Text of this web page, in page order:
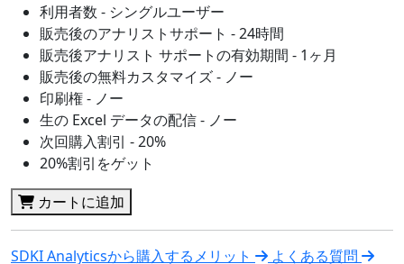
利用者数 - シングルユーザー
販売後のアナリストサポート - 24時間
販売後アナリスト サポートの有効期間 - 1ヶ月
販売後の無料カスタマイズ - ノー
印刷権 - ノー
生の Excel データの配信 - ノー
次回購入割引 - 20%
20%割引をゲット
カートに追加
SDKI Analyticsから購入するメリット よくある質問